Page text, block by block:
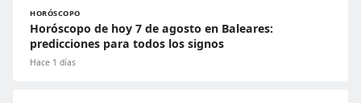
HORÓSCOPO
Horóscopo de hoy 7 de agosto en Baleares:
predicciones para todos los signos
Hace 1 días